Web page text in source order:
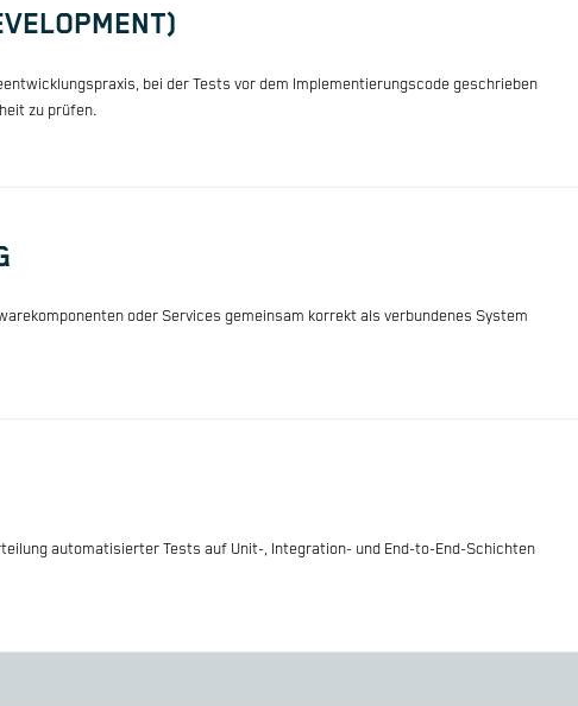
bei der Tests vor dem Implementierungscode geschrieben
zu prüfen.
oder Services gemeinsam korrekt als verbundenes System
automatisierter Tests auf Unit-, Integration- und End-to-End-Schichten